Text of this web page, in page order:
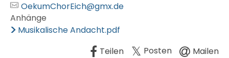
OekumChorEich@gmx.de
Anhänge
Musikalische Andacht.pdf
Teilen
Posten
Mailen